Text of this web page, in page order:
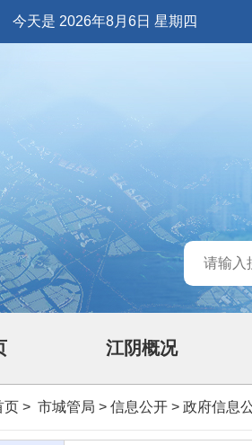
今天是 2026年8月6日 星期四
江阴概况
页 > 市城管局 > 信息公开 > 政府信息